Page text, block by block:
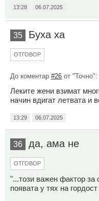
13:28 06.07.2025
35 Буха ха
ОТГОВОР
До коментар #26 от "Точно":
Леките жени взимат
начин вдигат летвата и
13:29 06.07.2025
36 да, ама не
ОТГОВОР
"...този важен фактор за
появата у тях на